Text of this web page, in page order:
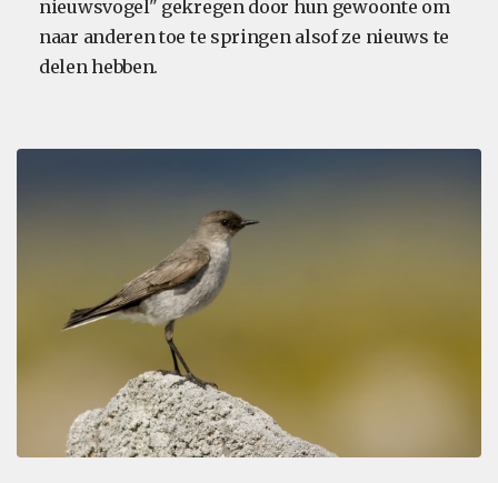
nieuwsvogel" gekregen door hun gewoonte om
naar anderen toe te springen alsof ze nieuws te
delen hebben.